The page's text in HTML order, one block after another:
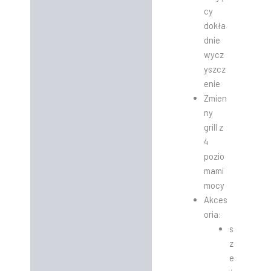
cy
dokła
dnie
wycz
yszcz
enie
Zmien
ny
grill z
4
pozio
mami
mocy
Akces
oria:
s
z
e